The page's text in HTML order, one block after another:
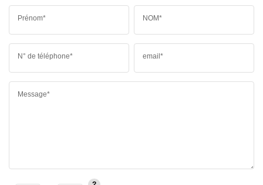
Prénom* NOM*
N° de téléphone* email*
Message*